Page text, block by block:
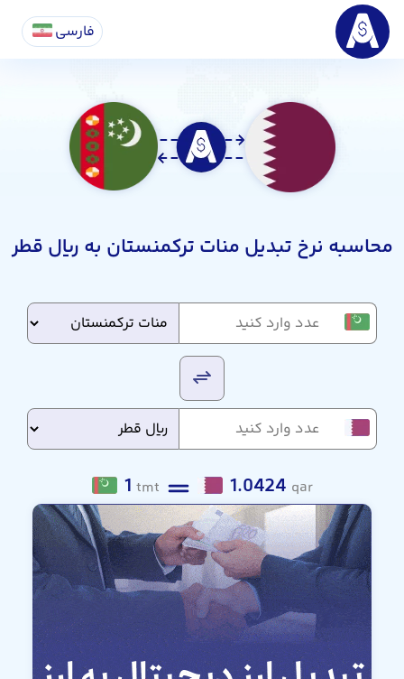
فارسی
محاسبه نرخ تبدیل منات ترکمنستان به ریال قطر
1 tmt 1.0424 qar